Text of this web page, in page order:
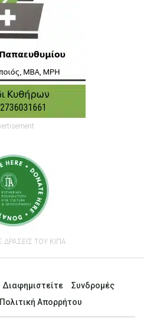
ΔΡΑΣΕΙΣ ΤΟΥ ΚΙΠΑ
Διαφημιστείτε
Συνδρομές
Πολιτική Απορρήτου